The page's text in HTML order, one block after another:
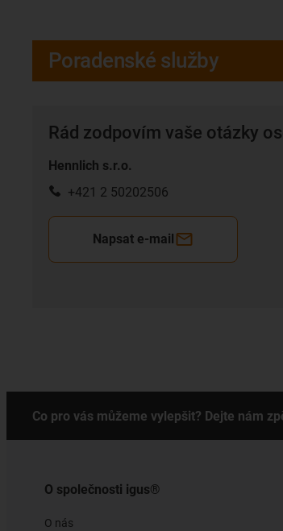
Poradenské služby
Rád zodpovím vaše otázky
Hennlich s.r.o.
+421 2 50202506
Napsat e-mail
Co pro vás můžeme vylepšit? Dejte nám
O společnosti igus®
O nás